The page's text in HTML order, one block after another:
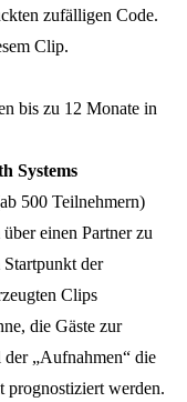
zufälligen Code.
Clip.
bis zu 12 Monate in
Systems
500 Teilnehmern)
einen Partner zu
der
Clips
die Gäste zur
„Aufnahmen“ die
prognostiziert werden.